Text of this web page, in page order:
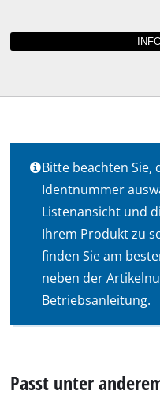
Bitte beachten Sie,
Identnummer
Listenansicht und
Ihrem Produkt zu
finden Sie am
neben der
Betriebsanleitung.
Passt unter